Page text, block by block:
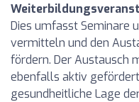
Dies umfasst Seminare
vermitteln und den
fördern. Der Austausch
ebenfalls aktiv
gesundheitliche Lage